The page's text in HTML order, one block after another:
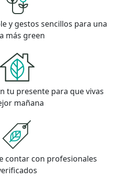
y gestos sencillos para una
más green
tu presente para que vivas
mañana
contar con profesionales